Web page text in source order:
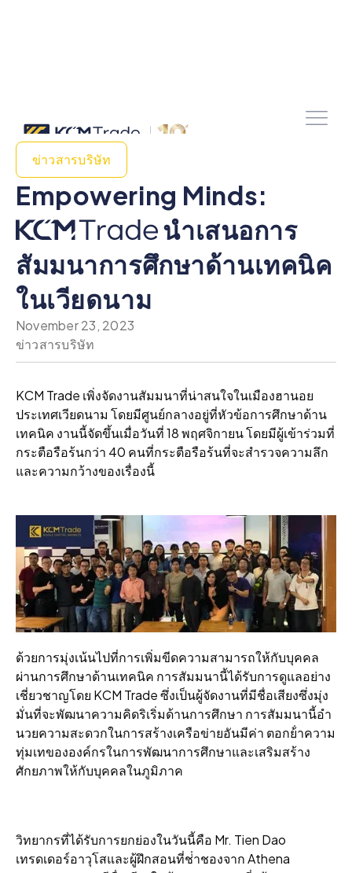
ข่าวสารบริษัท
Empowering Minds:
นําเสนอการ
สัมมนาการศึกษาด้านเทคนิค
ในเวียดนาม
November 23, 2023
ข่าวสารบริษัท
KCM Trade เพิ่งจัดงานสัมมนาที่น่าสนใจในเมืองฮานอย
ประเทศเวียดนาม โดยมีศูนย์กลางอยู่ที่หัวข้อการศึกษาด้าน
เทคนิค งานนี้จัดขึ้นเมื่อวันที่ 18 พฤศจิกายน โดยมีผู้เข้าร่วมที่
กระตือรือร้นกว่า 40 คนที่กระตือรือร้นที่จะสํารวจความลึก
และความกว้างของเรื่องนี้
ด้วยการมุ่งเน้นไปที่การเพิ่มขีดความสามารถให้กับบุคคล
ผ่านการศึกษาด้านเทคนิค การสัมมนานี้ได้รับการดูแลอย่าง
เชี่ยวชาญโดย KCM Trade ซึ่งเป็นผู้จัดงานที่มีชื่อเสียงซึ่งมุ่ง
มั่นที่จะพัฒนาความคิดริเริ่มด้านการศึกษา การสัมมนานี้อํา
นวยความสะดวกในการสร้างเครือข่ายอันมีค่า ตอกย้ําความ
ทุ่มเทขององค์กรในการพัฒนาการศึกษาและเสริมสร้าง
ศักยภาพให้กับบุคคลในภูมิภาค
วิทยากรที่ได้รับการยกย่องในวันนี้คือ Mr. Tien Dao
เทรดเดอร์อาวุโสและผู้ฝึกสอนที่ช่ําชองจาก Athena